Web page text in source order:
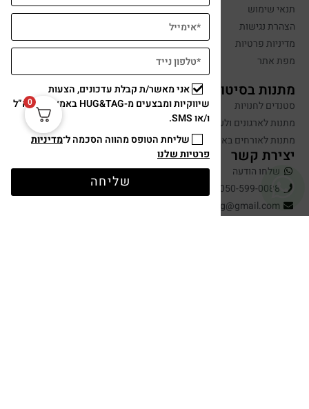
תנאי שימוש
הצהרת נגישות
מדיניות פרטיות
מפת אתר
מתנות בסיטונאות
סטנדים לחנויות
מתנות לארגונים ולעובדים
מתנות לאורחים באירועים
יצירת קשר
שלחו הודעה
050-599-0088
hugandtag@gmail.com
0
אני מאשר/ת קבלת עדכונים, הצעות
שיווקיות ומבצעים מ-HUG&TAG באמצעות דוא”ל
ו/או SMS.
שליחת הטופס מהווה הסכמה ל־מדיניות
פרטיות שלנו
שליחה